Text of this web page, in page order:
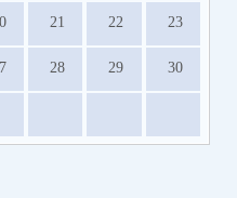
21 22 23
28 29 30